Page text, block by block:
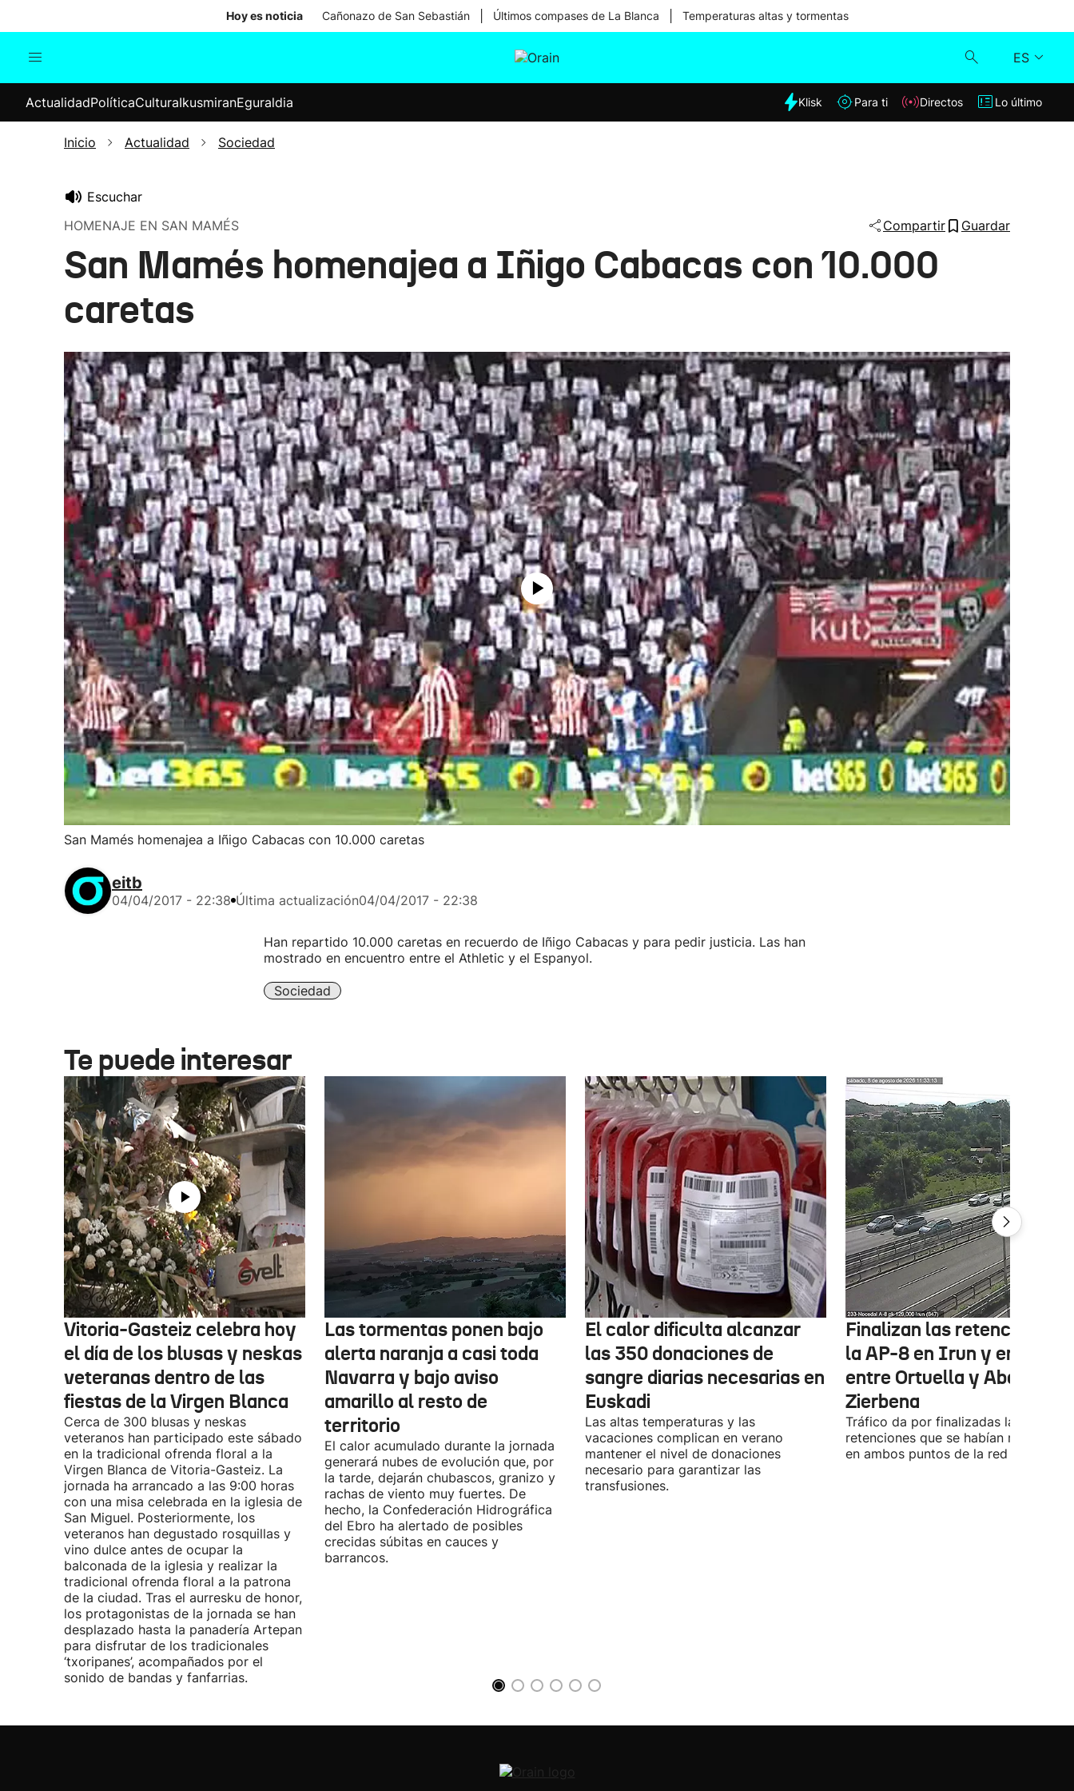
Hoy es noticia Cañonazo de San Sebastián Últimos compases de La Blanca Temperaturas altas y tormentas
ES
Internacional
Elecciones
Klisk
ActualidadPolíticaCulturaIkusmiranEguraldia Klisk Para ti Directos Lo último
Inicio Actualidad Sociedad
Escuchar
HOMENAJE EN SAN MAMÉS
Compartir Guardar
San Mamés homenajea a Iñigo Cabacas con 10.000
caretas
San Mamés homenajea a Iñigo Cabacas con 10.000 caretas
eitb
04/04/2017 - 22:38 Última actualización04/04/2017 - 22:38
Han repartido 10.000 caretas en recuerdo de Iñigo Cabacas y para pedir justicia. Las han
mostrado en encuentro entre el Athletic y el Espanyol.
Sociedad
Te puede interesar
Vitoria-Gasteiz celebra hoy
el día de los blusas y neskas
veteranas dentro de las
fiestas de la Virgen Blanca
Cerca de 300 blusas y neskas
veteranos han participado este sábado
en la tradicional ofrenda floral a la
Virgen Blanca de Vitoria-Gasteiz. La
jornada ha arrancado a las 9:00 horas
con una misa celebrada en la iglesia de
San Miguel. Posteriormente, los
veteranos han degustado rosquillas y
vino dulce antes de ocupar la
balconada de la iglesia y realizar la
tradicional ofrenda floral a la patrona
de la ciudad. Tras el aurresku de honor,
los protagonistas de la jornada se han
desplazado hasta la panadería Artepan
para disfrutar de los tradicionales
‘txoripanes’, acompañados por el
sonido de bandas y fanfarrias.
Las tormentas ponen bajo
alerta naranja a casi toda
Navarra y bajo aviso
amarillo al resto de
territorio
El calor acumulado durante la jornada
generará nubes de evolución que, por
la tarde, dejarán chubascos, granizo y
rachas de viento muy fuertes. De
hecho, la Confederación Hidrográfica
del Ebro ha alertado de posibles
crecidas súbitas en cauces y
barrancos.
El calor dificulta alcanzar
las 350 donaciones de
sangre diarias necesarias en
Euskadi
Las altas temperaturas y las
vacaciones complican en verano
mantener el nivel de donaciones
necesario para garantizar las
transfusiones.
Finalizan las retenciones
la AP-8 en Irun y en la A-8
entre Ortuella y Abanto-
Zierbena
Tráfico da por finalizadas las
retenciones que se habían registrado
en ambos puntos de la red viaria